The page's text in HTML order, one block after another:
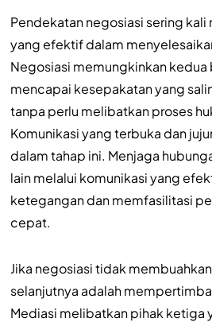
Pendekatan negosiasi sering kali
yang efektif dalam
Negosiasi memungkinkan kedua
mencapai kesepakatan yang
tanpa perlu melibatkan proses
Komunikasi yang terbuka dan
dalam tahap ini. Menjaga
lain melalui komunikasi yang
ketegangan dan memfasilitasi
cepat.
Jika negosiasi tidak
selanjutnya adalah
Mediasi melibatkan pihak ketiga